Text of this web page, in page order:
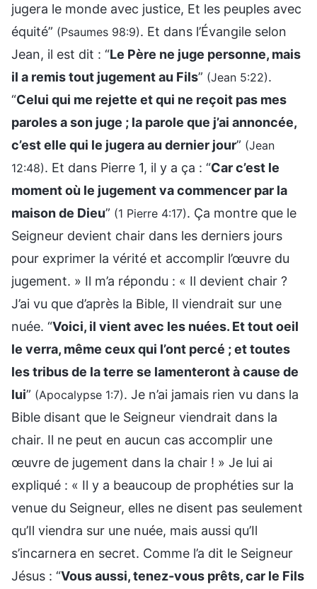
jugera le monde avec justice, Et les peuples avec
équité” (Psaumes 98:9). Et dans l’Évangile selon
Jean, il est dit : “Le Père ne juge personne, mais
il a remis tout jugement au Fils” (Jean 5:22).
“Celui qui me rejette et qui ne reçoit pas mes
paroles a son juge ; la parole que j’ai annoncée,
c’est elle qui le jugera au dernier jour” (Jean
12:48). Et dans Pierre 1, il y a ça : “Car c’est le
moment où le jugement va commencer par la
maison de Dieu” (1 Pierre 4:17). Ça montre que le
Seigneur devient chair dans les derniers jours
pour exprimer la vérité et accomplir l’œuvre du
jugement. » Il m’a répondu : « Il devient chair ?
J’ai vu que d’après la Bible, Il viendrait sur une
nuée. “Voici, il vient avec les nuées. Et tout oeil
le verra, même ceux qui l’ont percé ; et toutes
les tribus de la terre se lamenteront à cause de
lui” (Apocalypse 1:7). Je n’ai jamais rien vu dans la
Bible disant que le Seigneur viendrait dans la
chair. Il ne peut en aucun cas accomplir une
œuvre de jugement dans la chair ! » Je lui ai
expliqué : « Il y a beaucoup de prophéties sur la
venue du Seigneur, elles ne disent pas seulement
qu’Il viendra sur une nuée, mais aussi qu’Il
s’incarnera en secret. Comme l’a dit le Seigneur
Jésus : “Vous aussi, tenez-vous prêts, car le Fils